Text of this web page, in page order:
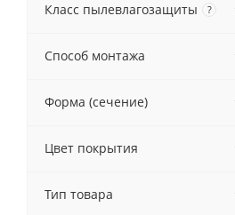
Класс пылевлагозащиты ?
Способ монтажа
Форма (сечение)
Цвет покрытия
Тип товара